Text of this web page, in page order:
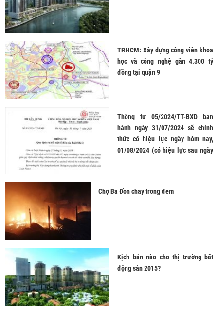
TP.HCM: Xây dựng công viên khoa
học và công nghệ gần 4.300 tỷ
đồng tại quận 9
Thông tư 05/2024/TT-BXD ban
hành ngày 31/07/2024 sẽ chính
thức có hiệu lực ngày hôm nay,
01/08/2024 (có hiệu lực sau ngày
Chợ Ba Đồn cháy trong đêm
Kịch bản nào cho thị trường bất
động sản 2015?